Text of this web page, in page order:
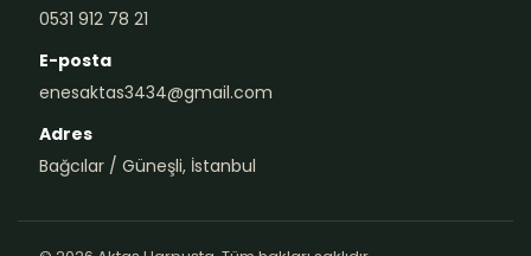
0531 912 78 21
E-posta
enesaktas3434@gmail.com
Adres
Bağcılar / Güneşli, İstanbul